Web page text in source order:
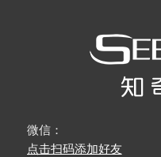
微信：
点击扫码添加好友